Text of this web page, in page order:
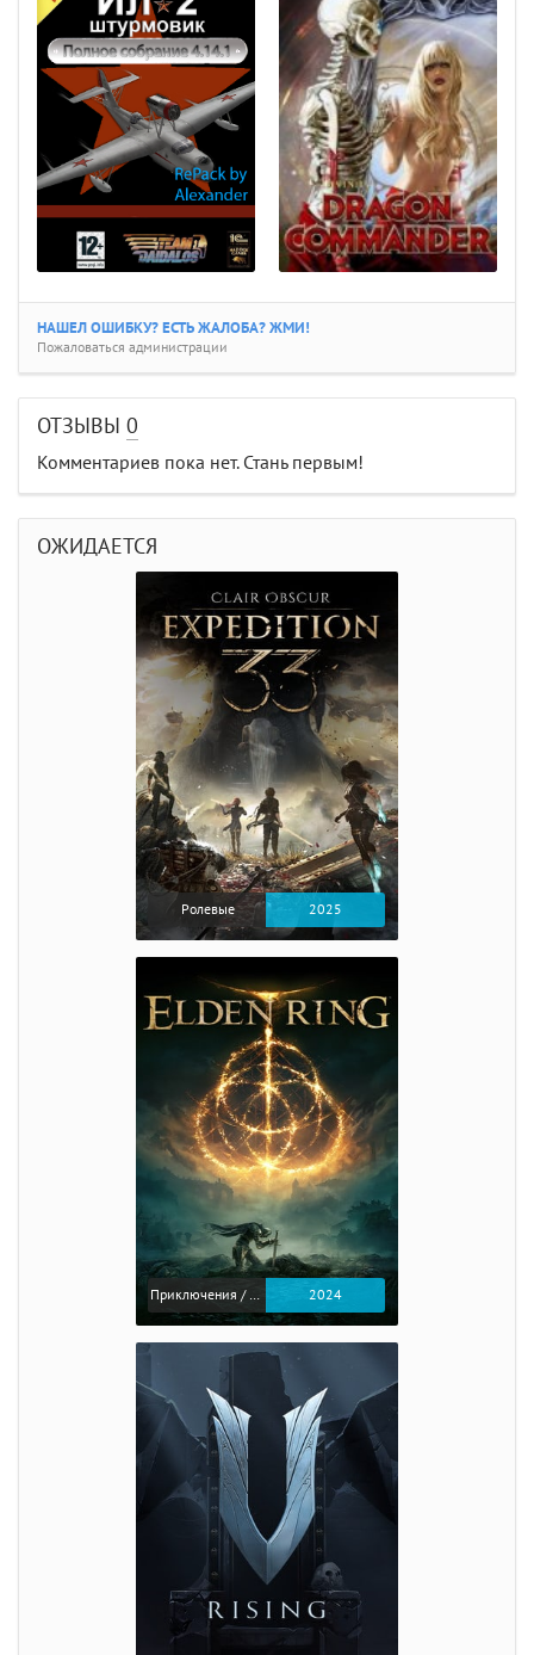
НАШЕЛ ОШИБКУ? ЕСТЬ ЖАЛОБА? ЖМИ!
Пожаловаться администрации
ОТЗЫВЫ 0
Комментариев пока нет. Стань первым!
ОЖИДАЕТСЯ
Ролевые 2025
2024